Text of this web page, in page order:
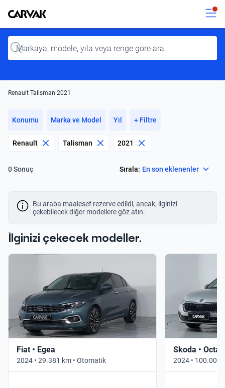
Kavak
Input
Renault Talisman 2021
Konumu Marka ve Model Yıl + Filtre
Renault Talisman 2021
0 Sonuç Sırala: En son eklenenler
Bu araba maalesef rezerve edildi, ancak, ilginizi
çekebilecek diğer modellere göz atın.
İlginizi çekecek modeller.
Fiat • Egea
2024 • 29.381 km • Otomatik
Skoda •
2024 • 100.000